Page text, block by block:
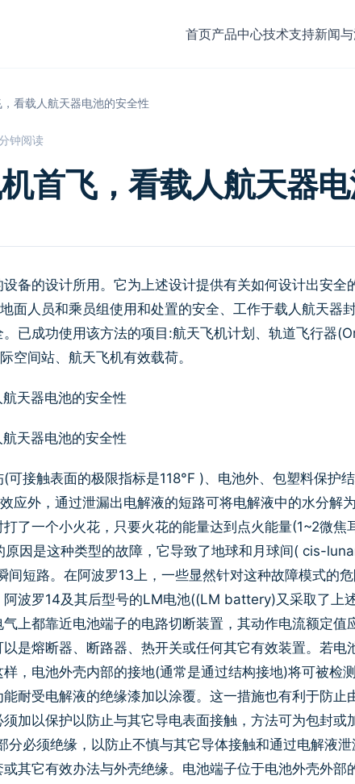
首页产品中心技术支持新闻
看载人航天器电池的安全性
钟阅读
首飞，看载人航天器
备的设计所用。它为上述设计提供有关如何设计出安全
面人员和乘员组使用和处置的安全、工作于载人航天器
已成功使用该方法的项目:航天飞机计划、轨道飞行器
空间站、航天飞机有效载荷。
可接触表面的极限指标是118°F )、电池外、包塑料保护
应外，通过泄漏出电解液的短路可将电解液中的水分解
了一个小火花，只要火花的能量达到点火能量(1~2微焦
原因是这种类型的故障，它导致了地球和月球间( cis-
短路。在阿波罗13上，一些显然针对这种故障模式的危
波罗14及其后型号的LM电池((LM battery)又采取了上
上都靠近电池端子的电路切断装置，其动作电流额定值
是熔断器、断路器、热开关或任何其它有效装置。若电
，电池外壳内部的接地(通常是通过结构接地)将可被检
耐受电解液的绝缘漆加以涂覆。这一措施也有利于防止
加以保护以防止与其它导电表面接触，方法可为包封或
分必须绝缘，以防止不慎与其它导体接触和通过电解液
其它有效办法与外壳绝缘。电池端子位于电池外壳外部